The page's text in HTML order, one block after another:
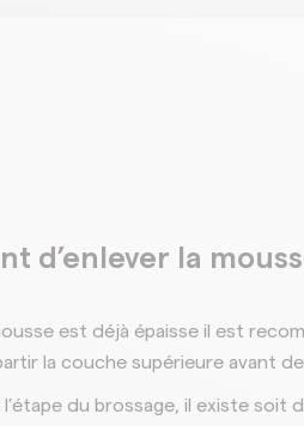
d’enlever la
est déjà épaisse il est
la couche supérieure avant
l’étape du brossage, il existe soit